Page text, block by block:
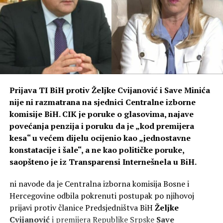
(BN) Foto: BN
Prijava TI BiH protiv Željke Cvijanović i Save Minića
nije ni razmatrana na sjednici Centralne izborne
komisije BiH. CIK je poruke o glasovima, najave
povećanja penzija i poruku da je „kod premijera
kesa“ u većem dijelu ocijenio kao „jednostavne
konstatacije i šale“, a ne kao političke poruke,
saopšteno je iz Transparensi Internešnela u BiH.
ni navode da je Centralna izborna komisija Bosne i
Hercegovine odbila pokrenuti postupak po njihovoj
prijavi protiv članice Predsjedništva BiHŽeljke
Cvijanovići premijera Republike Srpske Save